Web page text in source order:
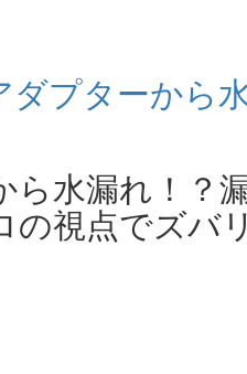
ダプターから
ら水漏れ！？
視点でズバ